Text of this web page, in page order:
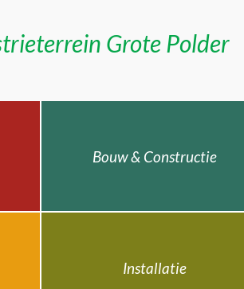
Grote Polder
Bouw & Constructie
Installatie